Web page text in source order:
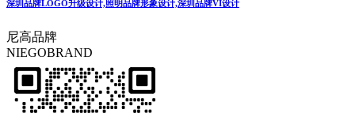
深圳品牌LOGO升级设计,照明品牌形象设计,深圳品牌VI设计
尼高品牌
NIEGOBRAND